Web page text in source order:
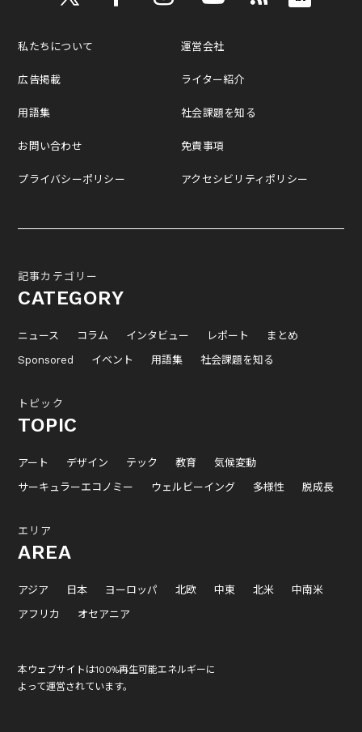
私たちについて
広告掲載
用語集
お問い合わせ
プライバシーポリシー
運営会社
ライター紹介
社会課題を知る
免責事項
アクセシビリティポリシー
記事カテゴリー
CATEGORY
ニュース コラム インタビュー レポート
まとめ
Sponsored
イベント 用語集 社会課題を知る
トピック
TOPIC
アート デザイン テック 教育
気候変動
サーキュラーエコノミー
ウェルビーイング 多様性 脱成長
エリア
AREA
アジア 日本 ヨーロッパ 北欧 中東 北米
中南米
アフリカ
オセアニア
本ウェブサイトは100%再生可能エネルギーに
よって運営されています。